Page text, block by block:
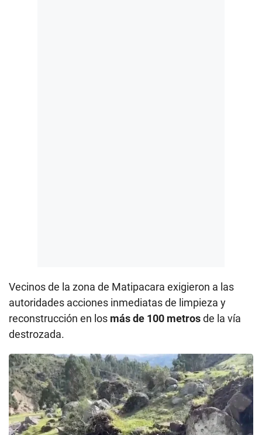
Vecinos de la zona de Matipacara exigieron a las
autoridades acciones inmediatas de limpieza y
reconstrucción en los más de 100 metrosde la vía
destrozada.